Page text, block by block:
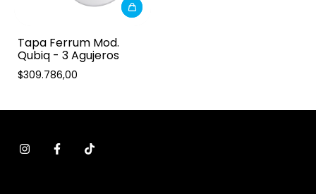
Tapa Ferrum Mod.
Qubiq - 3 Agujeros
$309.786,00